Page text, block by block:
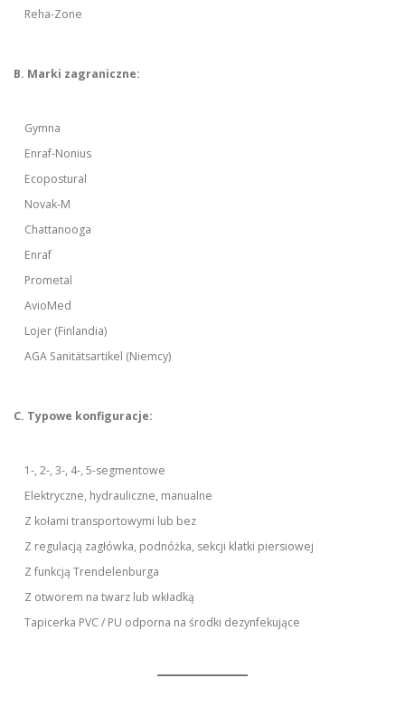
Reha-Zone
B. Marki zagraniczne:
Gymna
Enraf-Nonius
Ecopostural
Novak-M
Chattanooga
Enraf
Prometal
AvioMed
Lojer (Finlandia)
AGA Sanitätsartikel (Niemcy)
C. Typowe konfiguracje:
1-, 2-, 3-, 4-, 5-segmentowe
Elektryczne, hydrauliczne, manualne
Z kołami transportowymi lub bez
Z regulacją zagłówka, podnóżka, sekcji klatki piersiowej
Z funkcją Trendelenburga
Z otworem na twarz lub wkładką
Tapicerka PVC / PU odporna na środki dezynfekujące